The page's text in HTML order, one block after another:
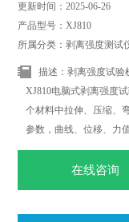
更新时间：2025-06-26
产品型号：XJ810
所属分类：剥离强度测试
描述：剥离强度试验
XJ810电脑式剥离强度
个材料中拉伸、压缩、
参数，曲线、位移、力
控制并打印标准试验报
杂、性能单一之缺点。
在线咨询